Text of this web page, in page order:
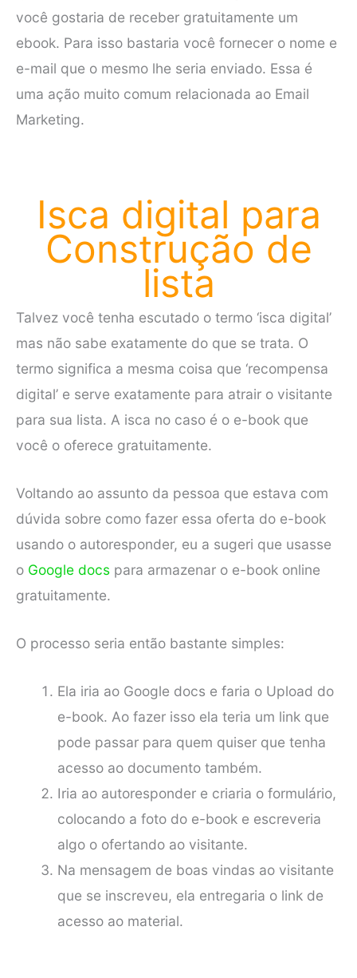
você gostaria de receber gratuitamente um
ebook. Para isso bastaria você fornecer o nome e
e-mail que o mesmo lhe seria enviado. Essa é
uma ação muito comum relacionada ao Email
Marketing.
Isca digital para
Construção de
lista
Talvez você tenha escutado o termo ‘isca digital’
mas não sabe exatamente do que se trata. O
termo significa a mesma coisa que ‘recompensa
digital’ e serve exatamente para atrair o visitante
para sua lista. A isca no caso é o e-book que
você o oferece gratuitamente.
Voltando ao assunto da pessoa que estava com
dúvida sobre como fazer essa oferta do e-book
usando o autoresponder, eu a sugeri que usasse
o Google docs para armazenar o e-book online
gratuitamente.
O processo seria então bastante simples:
Ela iria ao Google docs e faria o Upload do
e-book. Ao fazer isso ela teria um link que
pode passar para quem quiser que tenha
acesso ao documento também.
Iria ao autoresponder e criaria o formulário,
colocando a foto do e-book e escreveria
algo o ofertando ao visitante.
Na mensagem de boas vindas ao visitante
que se inscreveu, ela entregaria o link de
acesso ao material.